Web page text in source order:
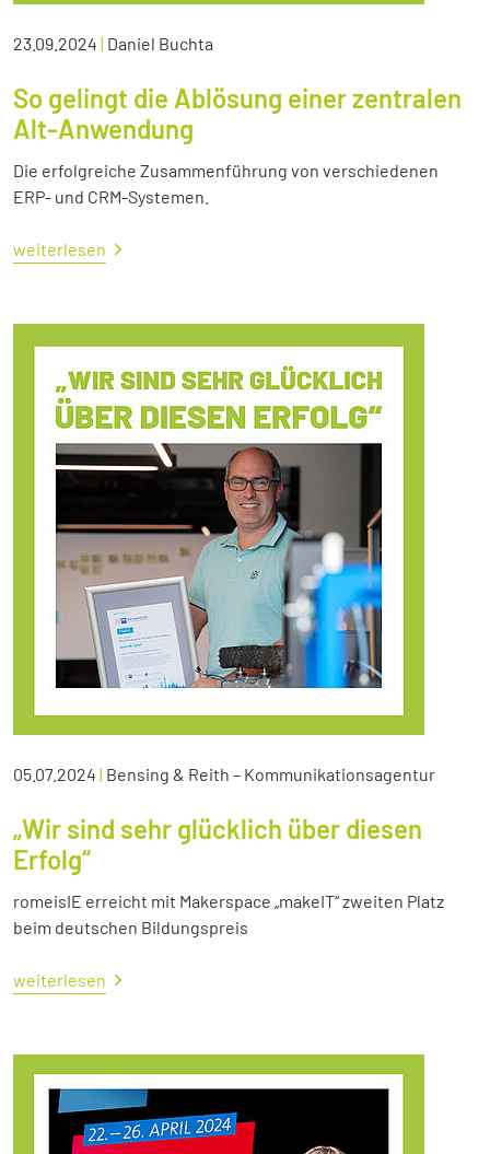
23.09.2024 | Daniel Buchta
So gelingt die Ablösung einer zentralen
Alt-Anwendung
Die erfolgreiche Zusammenführung von verschiedenen
ERP- und CRM-Systemen.
weiterlesen
05.07.2024 | Bensing & Reith – Kommunikationsagentur
„Wir sind sehr glücklich über diesen
Erfolg“
romeisIE erreicht mit Makerspace „makeIT“ zweiten Platz
beim deutschen Bildungspreis
weiterlesen